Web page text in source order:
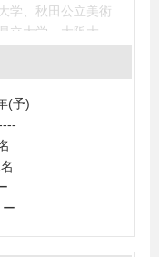
学、秋田公立美術
立大学、大阪大
妻女子大学、お茶
学、活水女子大
、京都精華大学、
慶應義塾大学、甲
、国士舘大学、駒
岡英和学院大学、
大学、昭和女子大
学、崇城大学、大
予)